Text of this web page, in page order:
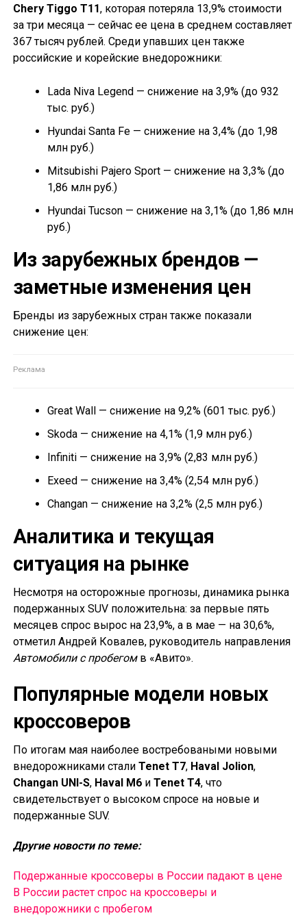
Chery Tiggo T11, которая потеряла 13,9% стоимости
за три месяца — сейчас ее цена в среднем составляет
367 тысяч рублей. Среди упавших цен также
российские и корейские внедорожники:
Lada Niva Legend — снижение на 3,9% (до 932
тыс. руб.)
Hyundai Santa Fe — снижение на 3,4% (до 1,98
млн руб.)
Mitsubishi Pajero Sport — снижение на 3,3% (до
1,86 млн руб.)
Hyundai Tucson — снижение на 3,1% (до 1,86 млн
руб.)
Из зарубежных брендов —
заметные изменения цен
Бренды из зарубежных стран также показали
снижение цен:
Great Wall — снижение на 9,2% (601 тыс. руб.)
Skoda — снижение на 4,1% (1,9 млн руб.)
Infiniti — снижение на 3,9% (2,83 млн руб.)
Exeed — снижение на 3,4% (2,54 млн руб.)
Changan — снижение на 3,2% (2,5 млн руб.)
Аналитика и текущая
ситуация на рынке
Несмотря на осторожные прогнозы, динамика рынка
подержанных SUV положительна: за первые пять
месяцев спрос вырос на 23,9%, а в мае — на 30,6%,
отметил Андрей Ковалев, руководитель направления
Автомобили с пробегомв «Авито».
Популярные модели новых
кроссоверов
По итогам мая наиболее востребоваными новыми
внедорожниками стали Tenet T7, Haval Jolion,
Changan UNI-S, Haval M6и Tenet T4, что
свидетельствует о высоком спросе на новые и
подержанные SUV.
Другие новости по теме:
Подержанные кроссоверы в России падают в цене
В России растет спрос на кроссоверы и
внедорожники с пробегом